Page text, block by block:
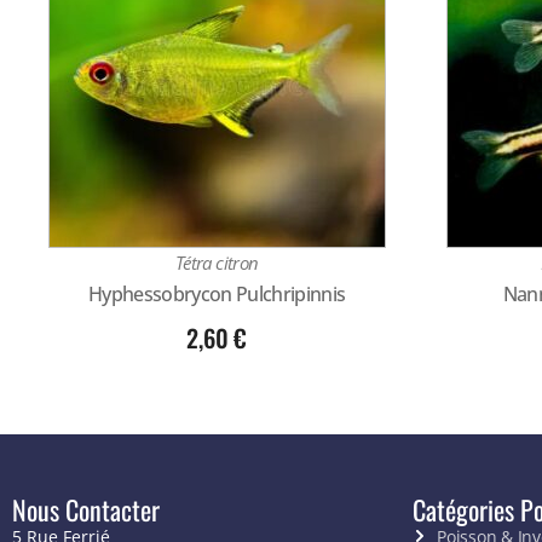
Tétra citron
Hyphessobrycon Pulchripinnis
2,60€
Nous Contacter
5 Rue Ferrié
Catégories
Poisson &